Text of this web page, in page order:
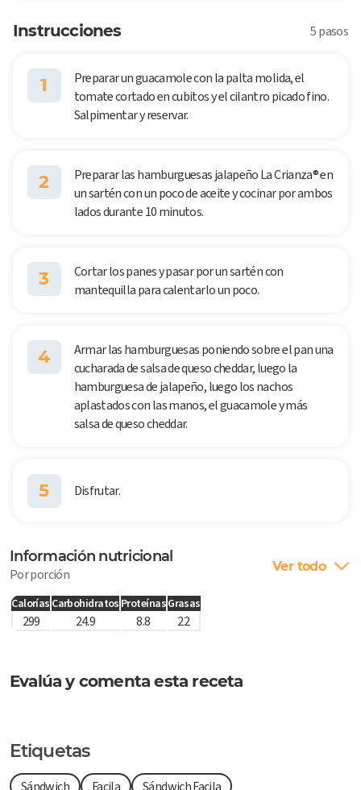
Instrucciones 5 pasos
1
Preparar un guacamole con la palta molida, el
tomate cortado en cubitos y el cilantro picado fino.
Salpimentar y reservar.
2
Preparar las hamburguesas jalapeño La Crianza® en
un sartén con un poco de aceite y cocinar por ambos
lados durante 10 minutos.
3
Cortar los panes y pasar por un sartén con
mantequilla para calentarlo un poco.
4
Armar las hamburguesas poniendo sobre el pan una
cucharada de salsa de queso cheddar, luego la
hamburguesa de jalapeño, luego los nachos
aplastados con las manos, el guacamole y más
salsa de queso cheddar.
5 Disfrutar.
Información nutricional
Por porción Ver todo
Calorías Carbohidratos ProteínasGrasas
299 24.9 8.8 22
Evalúa y comenta esta receta
Etiquetas
Sándwich Facila Sándwich Facila